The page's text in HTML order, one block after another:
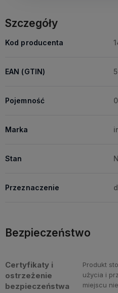
Szczegóły
Kod producenta
EAN (GTIN)
Pojemność
Marka
Stan
Przeznaczenie
Bezpieczeństwo
Certyfikaty i
ostrzeżenie
bezpieczeństwa
Produkt
użycia i
miejscu